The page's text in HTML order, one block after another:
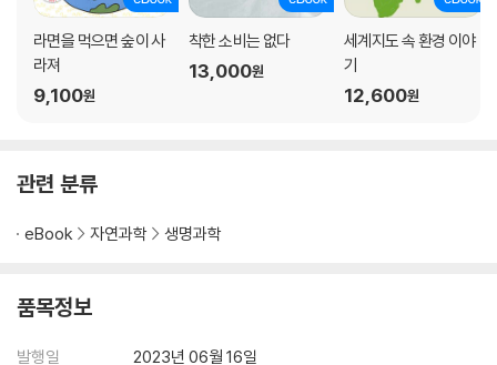
익충과 해충을 구분할 수 있을까_ 톱다리개미허리노린재
모이대, 작은 생태계를 이루다_ 까마중
제주를 여행하며 만난 우연 아닌 필연_ 긴꼬리딱새
먹다 만 풋고추 구멍 속 정체_ 담배나방 애벌레
내어둔 물그릇에서 목욕하는 나그네새_ 울새
감나무 단풍이 아름다운 가을
곤충, 지구에서 가장 많이 살고 있는 동물종_ 점박이긴다리풍뎅이
씨앗을 지키는 사람들_ 콩
라면을 먹으면 숲이 사
라져
9,100원
착한 소비는 없다
13,000원
세계지도 속 환경 이야
기
12,600원
관련 분류
eBook 자연과학 생명과학
품목정보
발행일
2023년 06월 16일